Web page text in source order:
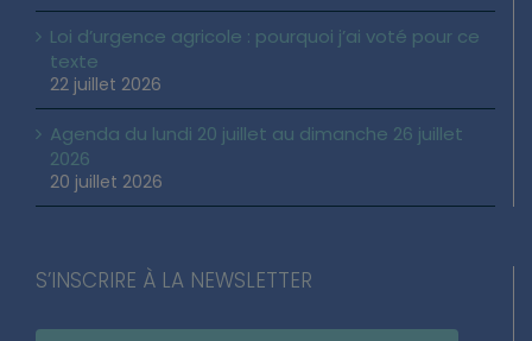
Loi d’urgence agricole : pourquoi j’ai voté pour ce
texte
22 juillet 2026
Agenda du lundi 20 juillet au dimanche 26 juillet
2026
20 juillet 2026
S’INSCRIRE À LA NEWSLETTER